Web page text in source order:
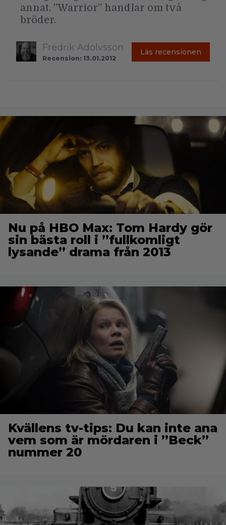
annat. ”Warrior” handlar om två
bröder.
Fredrik Adolvsson
Recension: 13.01.2012
Läs recensionen
Nu på HBO Max: Tom Hardy gör
sin bästa roll i ”fullkomligt
lysande” drama från 2013
Kvällens tv-tips: Du kan inte ana
vem som är mördaren i ”Beck”
nummer 20